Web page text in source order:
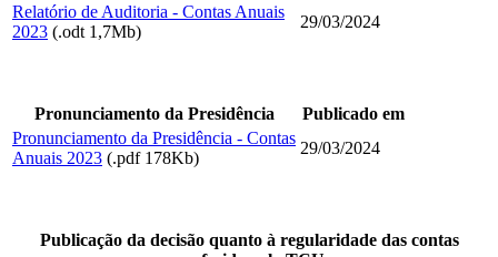
Relatório de Auditoria - Contas Anuais
2023 (.odt 1,7Mb)
29/03/2024
Pronunciamento da Presidência
Publicado em
Pronunciamento da Presidência - Contas
Anuais 2023 (.pdf 178Kb)
29/03/2024
Publicação da decisão quanto à regularidade das contas